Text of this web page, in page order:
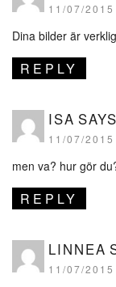
11/07/2015
Dina bilder är
REPLY
ISA
11/07/2015
men va? hur gör
REPLY
LINNEA
11/07/2015